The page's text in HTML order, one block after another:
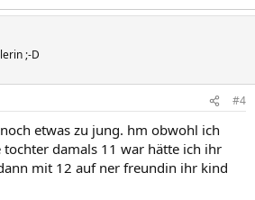
;-D
#4
etwas zu jung. hm obwohl ich
tochter damals 11 war hätte ich ihr
mit 12 auf ner freundin ihr kind